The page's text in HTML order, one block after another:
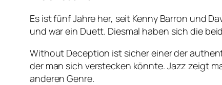
Es ist fünf Jahre her, seit Kenny Barron und
und war ein Duett. Diesmal haben sich die
Without Deception ist sicher einer der
der man sich verstecken könnte. Jazz zeigt
anderen Genre.